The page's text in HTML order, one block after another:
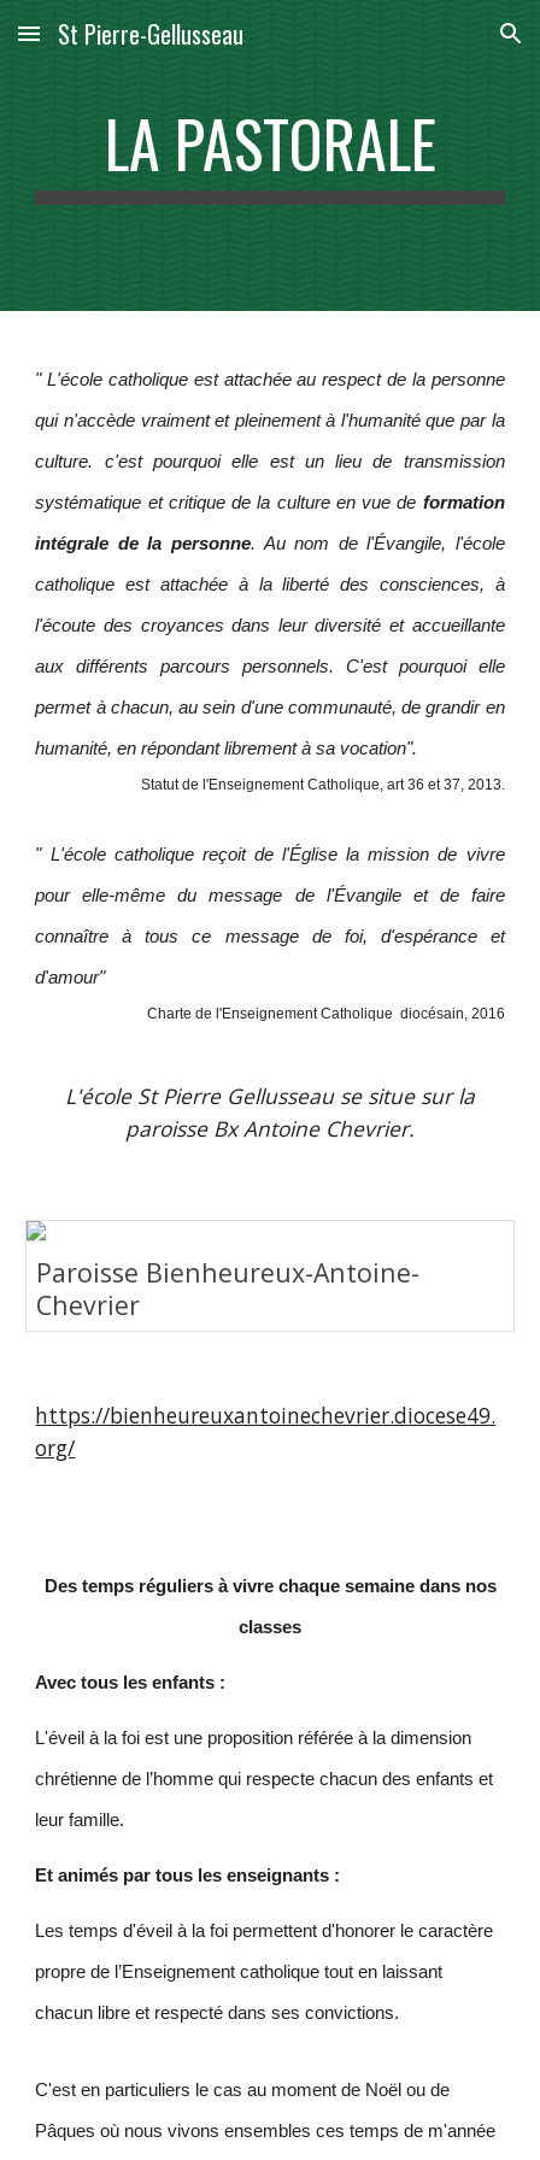
Skip to main content Skip to navigation
St Pierre-Gellusseau
LA PASTORALE
" L'école catholique est attachée au respect de la personne
qui n'accède vraiment et pleinement à l'humanité que par la
culture. c'est pourquoi elle est un lieu de transmission
systématique et critique de la culture en vue de formation
intégrale de la personne. Au nom de l'Évangile, l'école
catholique est attachée à la liberté des consciences, à
l'écoute des croyances dans leur diversité et accueillante
aux différents parcours personnels. C'est pourquoi elle
permet à chacun, au sein d'une communauté, de grandir en
humanité, en répondant librement à sa vocation".
Statut de l'Enseignement Catholique, art 36 et 37, 2013.
" L'école catholique reçoit de l'Église la mission de vivre
pour elle-même du message de l'Évangile et de faire
connaître à tous ce message de foi, d'espérance et
d'amour"
Charte de l'Enseignement Catholique diocésain, 2016
L'école St Pierre Gellusseau se situe sur la
paroisse Bx Antoine Chevrier.
Paroisse Bienheureux-Antoine-
Chevrier
https://bienheureuxantoinechevrier.diocese49.
org/
Des temps réguliers à vivre chaque semaine dans nos
classes
Avec tous les enfants :
L'éveil à la foi est une proposition référée à la dimension
chrétienne de l’homme qui respecte chacun des enfants et
leur famille.
Et animés par tous les enseignants :
Les temps d'éveil à la foi permettent d'honorer le caractère
propre de l’Enseignement catholique tout en laissant
chacun libre et respecté dans ses convictions.
C'est en particuliers le cas au moment de Noël ou de
Pâques où nous vivons ensembles ces temps de m'année